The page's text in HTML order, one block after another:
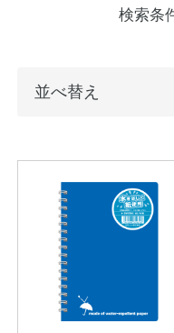
工場フォトツ
公式オンライ
企業情報
カタログ
検索条
え
並べ替え